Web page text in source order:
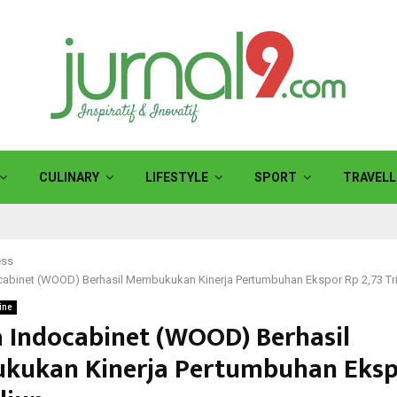
CULINARY LIFESTYLE SPORT
(WOOD) Berhasil Membukukan Kinerja Pertumbuhan Ekspor Rp 2,73
(WOOD) Berhasil
Kinerja Pertumbuhan